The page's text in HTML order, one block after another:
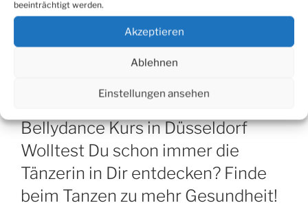
beeinträchtigt werden.
Akzeptieren
Ablehnen
Einstellungen ansehen
Neue Kurse ab August. Weitere Infos
Bellydance Kurs
Bellydance Kurs in Düsseldorf
Wolltest Du schon immer die
Tänzerin in Dir entdecken? Finde
beim Tanzen zu mehr Gesundheit!